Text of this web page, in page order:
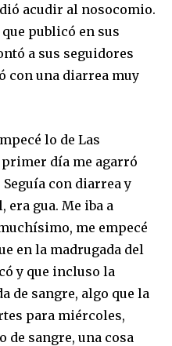
acudir al nosocomio.
publicó en sus
a sus seguidores
con una diarrea muy
lo de Las
día me agarró
con diarrea y
era gua. Me iba a
me empecé
en la madrugada del
y que incluso la
de sangre, algo que la
para miércoles,
de sangre, una cosa